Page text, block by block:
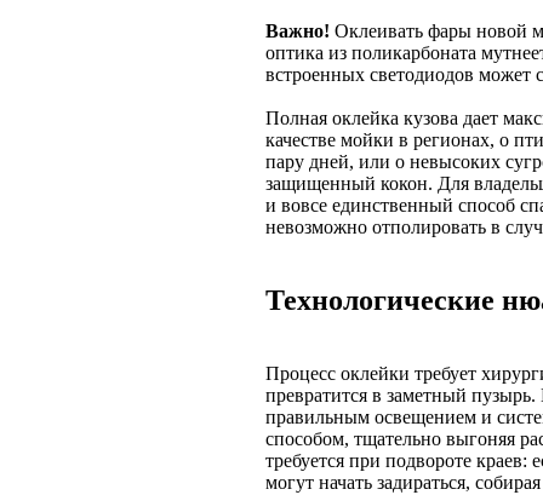
Важно! Оклеивать фары новой
оптика из поликарбоната
встроенных светодиодов может
Полная оклейка кузова дает
качестве мойки в регионах, о
пару дней, или о невысоких
защищенный кокон. Для
и вовсе единственный способ
невозможно отполировать в
Технологические
Процесс оклейки требует
превратится в заметный
правильным освещением и
способом, тщательно выгоняя
требуется при подвороте краев:
могут начать задираться, собирая